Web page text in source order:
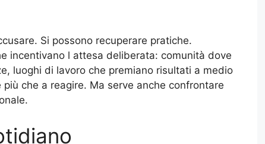
Si possono recuperare pratiche.
incentivano l attesa deliberata: comunità dove
luoghi di lavoro che premiano risultati a medio
che a reagire. Ma serve anche confrontare